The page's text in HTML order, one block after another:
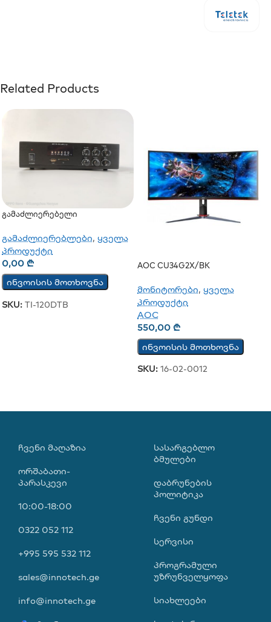
Related Products
Გამაძლიერებელი
გამაძლიერებლები, ყველა
პროდუქტი
0,00 ₾
ინვოისის მოთხოვნა
SKU: TI-120DTB
AOC CU34G2X/BK
მონიტორები, ყველა
პროდუქტი
AOC
550,00 ₾
ინვოისის მოთხოვნა
SKU: 16-02-0012
ᲩᲕᲔᲜᲘ ᲛᲐᲦᲐᲖᲘᲐ
ორშაბათი-
პარასკევი
10:00-18:00
0322 052 112
+995 595 532 112
sales@innotech.ge
info@innotech.ge
ᲡᲐᲡᲐᲠᲒᲔᲑᲚᲝ
ᲑᲛᲣᲚᲔᲑᲘ
დაბრუნების
პოლიტიკა
ჩვენი გუნდი
სერვისი
პროგრამული
უზრუნველყოფა
სიახლეები